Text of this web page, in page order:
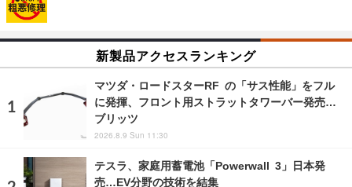
新製品アクセスランキング
マツダ・ロードスターRF の「サス性能」をフル
に発揮、フロント用ストラットタワーバー発売…
ブリッツ
2026.8.9 Sun 11:30
テスラ、家庭用蓄電池「Powerwall 3」日本発
売…EV分野の技術を結集